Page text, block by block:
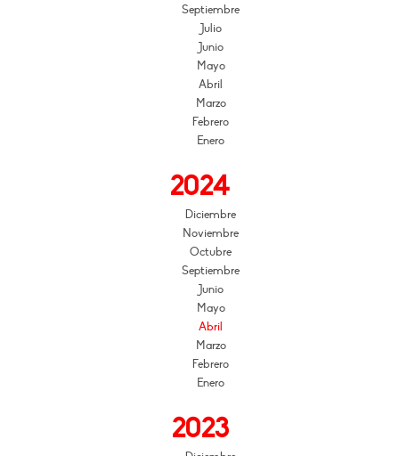
Septiembre
Julio
Junio
Mayo
Abril
Marzo
Febrero
Enero
2024
Diciembre
Noviembre
Octubre
Septiembre
Junio
Mayo
Abril
Marzo
Febrero
Enero
2023